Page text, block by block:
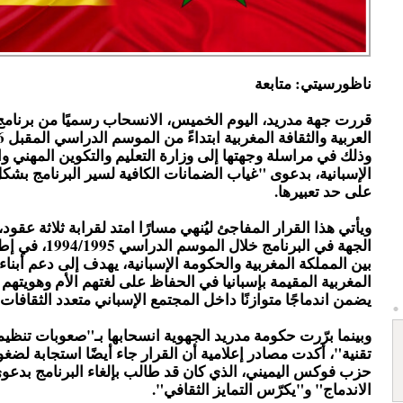
ناظورسيتي: متابعة
قررت جهة مدريد، اليوم الخميس، الانسحاب رسميًا من
وذلك في مراسلة وجهتها إلى وزارة التعليم والتكوين المهني
الإسبانية، بدعوى "غياب الضمانات الكافية لسير البرنامج
على حد تعبيرها.
ويأتي هذا القرار المفاجئ ليُنهي مسارًا امتد لقرابة ثلاثة
الجهة في البرنامج
بين المملكة المغربية والحكومة الإسبانية، يهدف إلى دعم أبناء
المغربية المقيمة بإسبانيا في الحفاظ على لغتهم الأم وهويتهم
يضمن اندماجًا متوازنًا داخل المجتمع الإسباني متعدد
وبينما برّرت حكومة مدريد الجهوية انسحابها بـ"صعوبات
تقنية"، أكدت مصادر إعلامية أن القرار جاء أيضًا استجابة
حزب فوكس اليميني، الذي كان قد طالب بإلغاء البرنامج
الاندماج" و"يكرّس التمايز الثقافي".